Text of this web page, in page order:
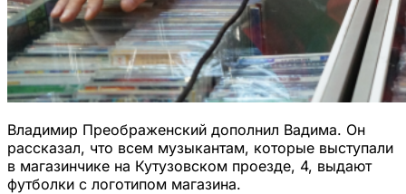
Владимир Преображенский дополнил Вадима. Он
рассказал, что всем музыкантам, которые выступали
в магазинчике на Кутузовском проезде, 4, выдают
футболки с логотипом магазина.